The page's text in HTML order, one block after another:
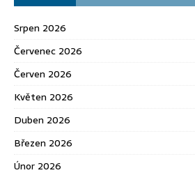
Srpen 2026
Červenec 2026
Červen 2026
Květen 2026
Duben 2026
Březen 2026
Únor 2026